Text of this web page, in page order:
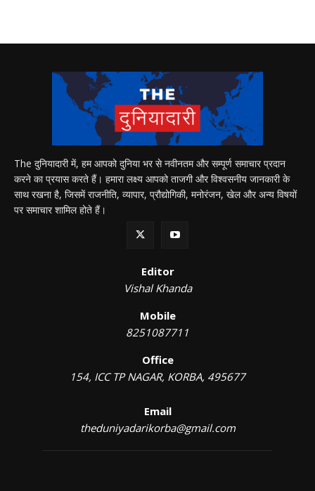
The दुनियादारी में, हम आपको दुनिया भर से नवीनतम और सम्पूर्ण समाचार प्रदान
करने का प्रयास करते हैं। हमारा लक्ष्य आपको ताजगी और विश्वसनीय जानकारी के
साथ रखना है, जिसमें राजनीति, व्यापार, प्रौद्योगिकी, मनोरंजन, खेल और अन्य विषयों
पर समाचार शामिल होते हैं।
Editor
Vishal Khanda
Mobile
8251087711
Office
154, ICC TP NAGAR, KORBA, 495677
Email
theduniyadarikorba@gmail.com